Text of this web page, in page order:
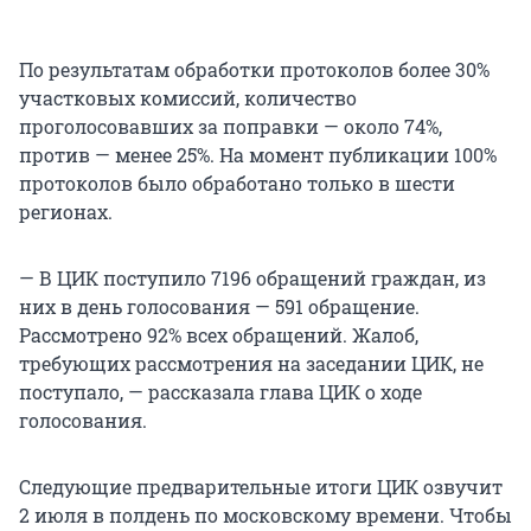
По результатам обработки протоколов более 30%
участковых комиссий, количество
проголосовавших за поправки — около 74%,
против — менее 25%. На момент публикации 100%
протоколов было обработано только в шести
регионах.
— В ЦИК поступило 7196 обращений граждан, из
них в день голосования — 591 обращение.
Рассмотрено 92% всех обращений. Жалоб,
требующих рассмотрения на заседании ЦИК, не
поступало, — рассказала глава ЦИК о ходе
голосования.
Следующие предварительные итоги ЦИК озвучит
2 июля в полдень по московскому времени. Чтобы